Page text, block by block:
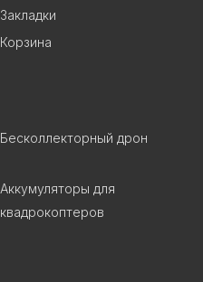
Закладки
Корзина
Бесколлекторный дрон
Аккумуляторы для
квадрокоптеров